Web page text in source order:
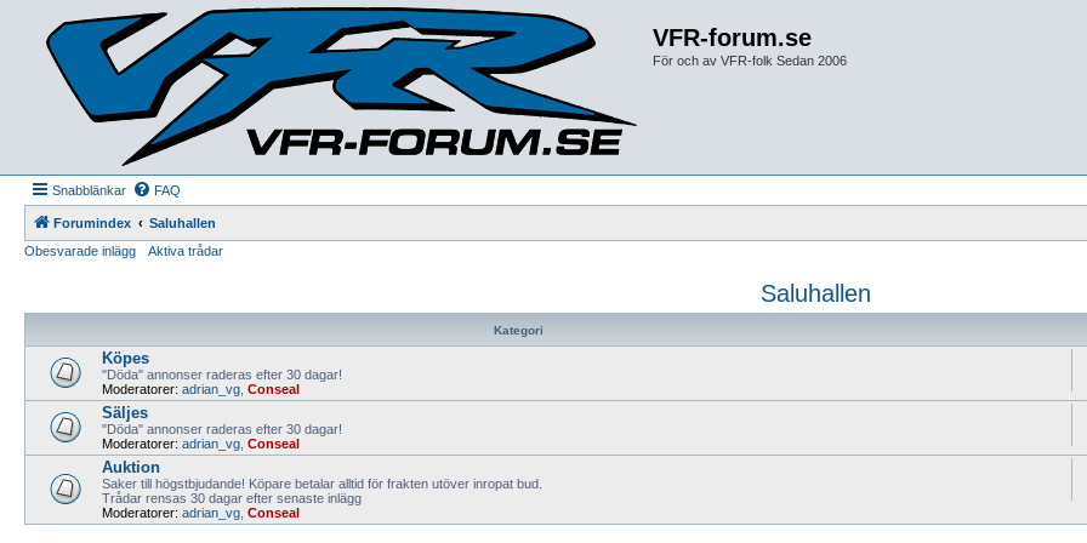
VFR-forum.se
För och av VFR-folk Sedan 2006
Snabblänkar FAQ
Forumindex
Saluhallen
Obesvarade inlägg
Aktiva trådar
Saluhallen
Kategori
Köpes
"Döda" annonser raderas efter 30 dagar!
Moderatorer: adrian_vg Conseal
Säljes
"Döda" annonser raderas efter 30 dagar!
Moderatorer: adrian_vg Conseal
Auktion
Saker till högstbjudande! Köpare betalar alltid för frakten utöver inropat bud.
Trådar rensas 30 dagar efter senaste inlägg
Moderatorer: adrian_vg Conseal